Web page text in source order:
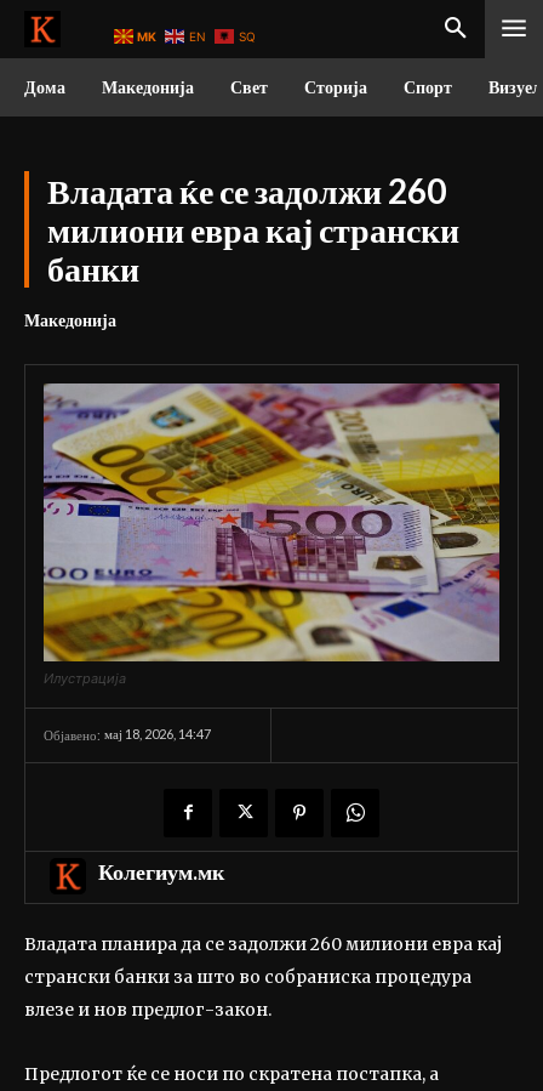
Дома Македонија Свет Сторија Спорт
Владата ќе се задолжи 260
милиони евра кај странски
банки
Македонија
Илустрација
Објавено: мај 18, 2026, 14:47
Колегиум.мк
Владата планира да се задолжи 260 милиони евра кај
странски банки за што во собраниска процедура
влезе и нов предлог-закон.
Предлогот ќе се носи по скратена постапка, а
MK EN SQ